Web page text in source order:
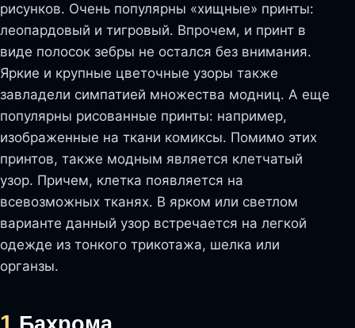
рисунков. Очень популярны «хищные» принты:
леопардовый и тигровый. Впрочем, и принт в
виде полосок зебры не остался без внимания.
Яркие и крупные цветочные узоры также
завладели симпатией множества модниц. А еще
популярны рисованные принты: например,
изображенные на ткани комиксы. Помимо этих
принтов, также модным является клетчатый
узор. Причем, клетка появляется на
всевозможных тканях. В ярком или светлом
варианте данный узор встречается на легкой
одежде из тонкого трикотажа, шелка или
органзы.